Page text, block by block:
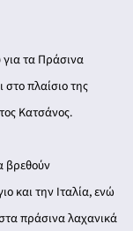
για τα Πράσινα
πλαίσιο της
Κατσάνος.
βρεθούν
και την Ιταλία, ενώ
πράσινα λαχανικά